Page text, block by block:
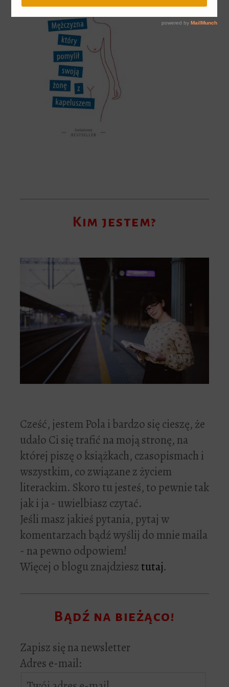
Kim jestem?
Cześć, jestem Pola i bardzo się cieszę, że
udało Ci się trafić na moją stronę, na
której piszę o książkach, czasopismach i
wszystkim, co związane z życiem
literackim. Skoro tu jesteś, to pewnie tak
jak i ja - uwielbiasz czytać.
Jeśli masz jakieś pytania, pytaj w
komentarzach bądź wyślij do mnie maila
- na pewno odpowiem!
Więcej o blogu znajdziesztutaj.
Bądź na bieżąco!
Zapisz się na newsletter
Adres e-mail: